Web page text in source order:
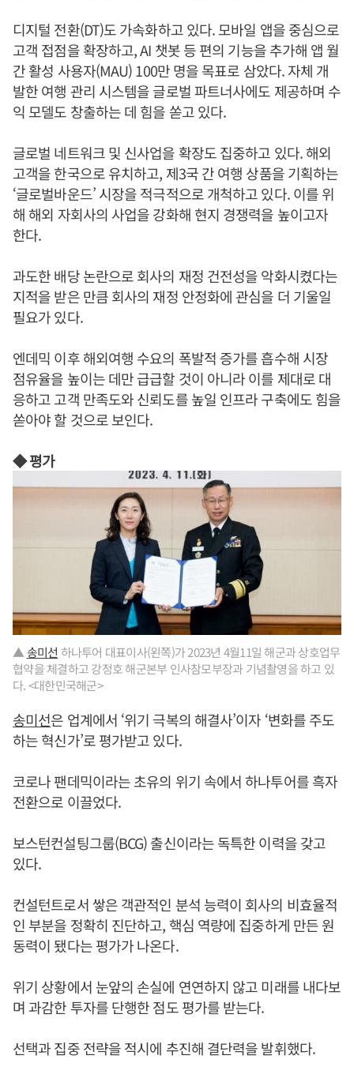
디지털 전환(DT)도 가속화하고 있다. 모바일 앱을 중심으로
고객 접점을 확장하고, AI 챗봇 등 편의 기능을 추가해 앱 월
간 활성 사용자(MAU) 100만 명을 목표로 삼았다. 자체 개
발한 여행 관리 시스템을 글로벌 파트너사에도 제공하며 수
익 모델도 창출하는 데 힘을 쏟고 있다.
글로벌 네트워크 및 신사업을 확장도 집중하고 있다. 해외
고객을 한국으로 유치하고, 제3국 간 여행 상품을 기획하는
‘글로벌바운드’ 시장을 적극적으로 개척하고 있다. 이를 위
해 해외 자회사의 사업을 강화해 현지 경쟁력을 높이고자
한다.
과도한 배당 논란으로 회사의 재정 건전성을 악화시켰다는
지적을 받은 만큼 회사의 재정 안정화에 관심을 더 기울일
필요가 있다.
엔데믹 이후 해외여행 수요의 폭발적 증가를 흡수해 시장
점유율을 높이는 데만 급급할 것이 아니라 이를 제대로 대
응하고 고객 만족도와 신뢰도를 높일 인프라 구축에도 힘을
쏟아야 할 것으로 보인다.
◆ 평가
▲송미선 하나투어 대표이사(왼쪽)가 2023년 4월11일 해군과 상호업무
협약을 체결하고 강정호 해군본부 인사참모부장과 기념촬영을 하고 있
다. <대한민국해군>
송미선은 업계에서 ‘위기 극복의 해결사’이자 ‘변화를 주도
하는 혁신가’로 평가받고 있다.
코로나 팬데믹이라는 초유의 위기 속에서 하나투어를 흑자
전환으로 이끌었다.
보스턴컨설팅그룹(BCG) 출신이라는 독특한 이력을 갖고
있다.
컨설턴트로서 쌓은 객관적인 분석 능력이 회사의 비효율적
인 부분을 정확히 진단하고, 핵심 역량에 집중하게 만든 원
동력이 됐다는 평가가 나온다.
위기 상황에서 눈앞의 손실에 연연하지 않고 미래를 내다보
며 과감한 투자를 단행한 점도 평가를 받는다.
선택과 집중 전략을 적시에 추진해 결단력을 발휘했다.